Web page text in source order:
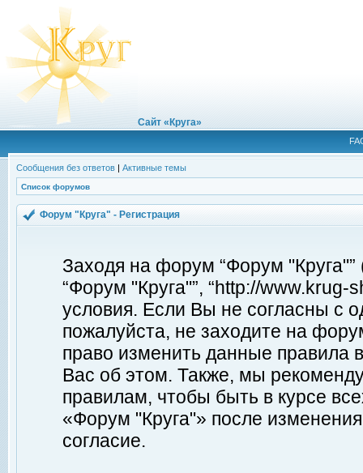
Сайт «Круга»
Сообщения без ответов | Активные темы
Список форумов
Форум "Круга" - Регистрация
Заходя на форум “Форум
“Форум "Круга"”, “http://
условия. Если Вы не согласны с
пожалуйста, не заходите на
право изменить данные правила
Вас об этом. Также, мы
правилам, чтобы быть в курсе
«Форум "Круга"» после
согласие.